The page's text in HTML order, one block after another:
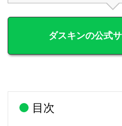
ダスキンの公式
目次